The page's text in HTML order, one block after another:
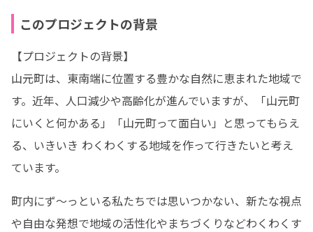
このプロジェクトの背景
【プロジェクトの背景】
山元町は、東南端に位置する豊かな自然に恵まれた地域で
す。近年、人口減少や高齢化が進んでいますが、「山元町
にいくと何かある」「山元町って面白い」と思ってもらえ
る、いきいき わくわくする地域を作って行きたいと考え
ています。
町内にず〜っといる私たちでは思いつかない、新たな視点
や自由な発想で地域の活性化やまちづくりなどわくわくす